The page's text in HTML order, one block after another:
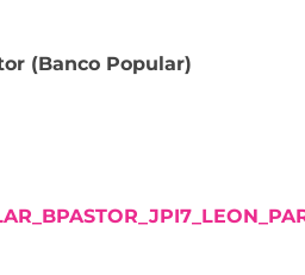
(Banco Popular)